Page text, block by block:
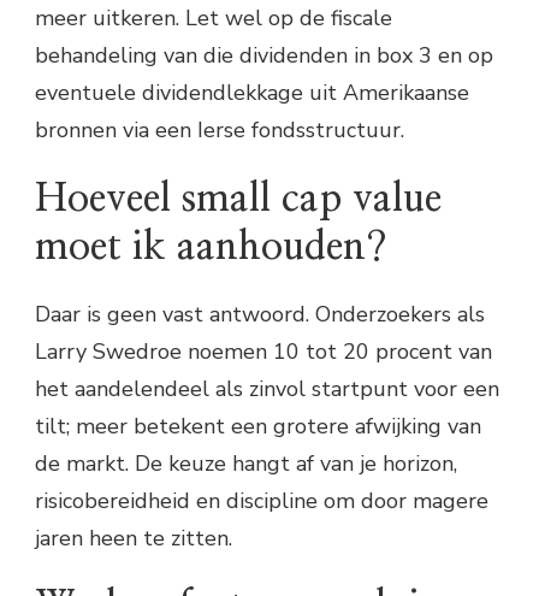
meer uitkeren. Let wel op de fiscale
behandeling van die dividenden in box 3 en op
eventuele dividendlekkage uit Amerikaanse
bronnen via een Ierse fondsstructuur.
Hoeveel small cap value
moet ik aanhouden?
Daar is geen vast antwoord. Onderzoekers als
Larry Swedroe noemen 10 tot 20 procent van
het aandelendeel als zinvol startpunt voor een
tilt; meer betekent een grotere afwijking van
de markt. De keuze hangt af van je horizon,
risicobereidheid en discipline om door magere
jaren heen te zitten.